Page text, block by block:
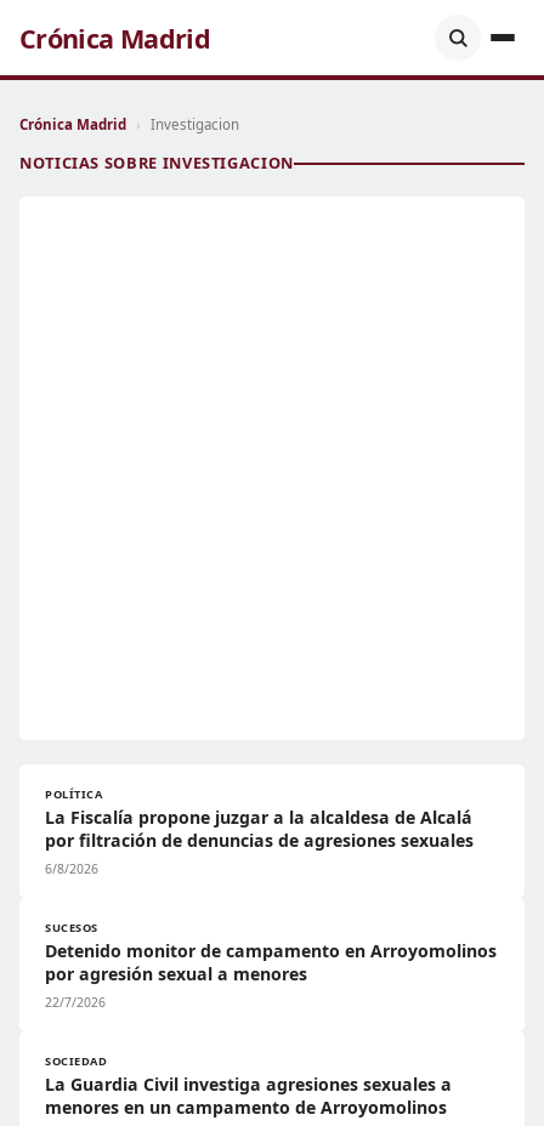
Crónica Madrid
Crónica Madrid › Investigacion
NOTICIAS SOBRE INVESTIGACION
POLÍTICA
La Fiscalía propone juzgar a la alcaldesa de Alcalá
por filtración de denuncias de agresiones sexuales
6/8/2026
SUCESOS
Detenido monitor de campamento en Arroyomolinos
por agresión sexual a menores
22/7/2026
SOCIEDAD
La Guardia Civil investiga agresiones sexuales a
menores en un campamento de Arroyomolinos